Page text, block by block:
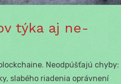
týka aj ne-
Neodpúšťajú chyby:
slabého riadenia oprávnení